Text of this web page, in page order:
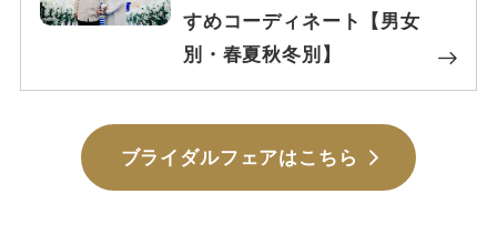
すめコーディネート【男女
別・春夏秋冬別】
ブライダルフェアはこちら